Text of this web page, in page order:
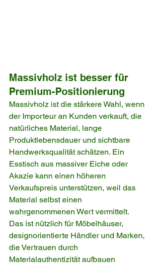
Massivholz ist besser für
Premium-Positionierung
Massivholz ist die stärkere Wahl, wenn
der Importeur an Kunden verkauft, die
natürliches Material, lange
Produktlebensdauer und sichtbare
Handwerksqualität schätzen. Ein
Esstisch aus massiver Eiche oder
Akazie kann einen höheren
Verkaufspreis unterstützen, weil das
Material selbst einen
wahrgenommenen Wert vermittelt.
Das ist nützlich für Möbelhäuser,
designorientierte Händler und Marken,
die Vertrauen durch
Materialauthentizität aufbauen